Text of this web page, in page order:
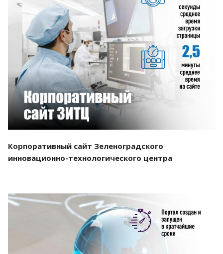
Смотреть проект
Корпоративный сайт Зеленоградского
инновационно-технологического центра